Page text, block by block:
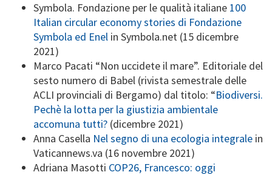
Symbola. Fondazione per le qualità italiane 100
Italian circular economy stories di Fondazione
Symbola ed Enel in Symbola.net (15 dicembre
2021)
Marco Pacati “Non uccidete il mare”. Editoriale del
sesto numero di Babel (rivista semestrale delle
ACLI provinciali di Bergamo) dal titolo: “Biodiversi.
Pechè la lotta per la giustizia ambientale
accomuna tutti? (dicembre 2021)
Anna Casella Nel segno di una ecologia integrale in
Vaticannews.va (16 novembre 2021)
Adriana Masotti COP26, Francesco: oggi